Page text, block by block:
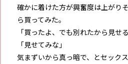
確かに着けた方が興奮度は上が
ら買ってみた。
「買ったよ、でも別れたから見せ
「見せてみな」
気まずいから真っ暗で、とセック